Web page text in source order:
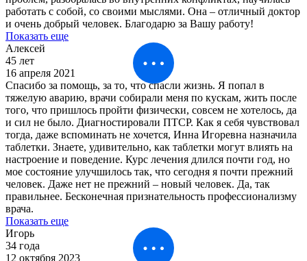
работать с собой, со своими мыслями. Она – отличный доктор
и очень добрый человек. Благодарю за Вашу работу!
Показать еще
Алексей
45 лет
16 апреля 2021
Спасибо за помощь, за то, что спасли жизнь. Я попал в
тяжелую аварию, врачи собирали меня по кускам, жить после
того, что пришлось пройти физически, совсем не хотелось, да
и сил не было. Диагностировали ПТСР. Как я себя чувствовал
тогда, даже вспоминать не хочется, Инна Игоревна назначила
таблетки. Знаете, удивительно, как таблетки могут влиять на
настроение и поведение. Курс лечения длился почти год, но
мое состояние улучшилось так, что сегодня я почти прежний
человек. Даже нет не прежний – новый человек. Да, так
правильнее. Бесконечная признательность профессионализму
врача.
Показать еще
Игорь
34 года
12 октября 2023